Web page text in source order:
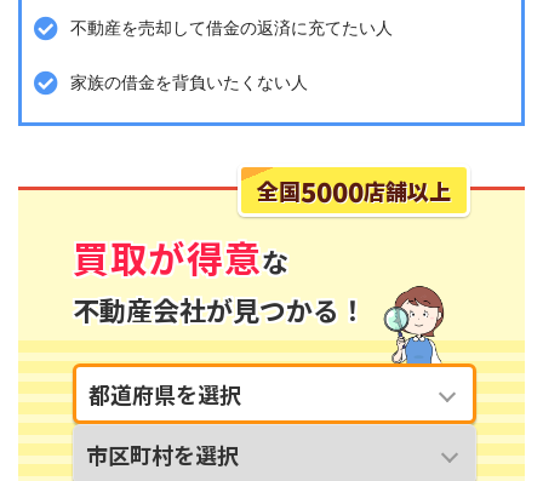
不動産を売却して借金の返済に充てたい人
家族の借金を背負いたくない人